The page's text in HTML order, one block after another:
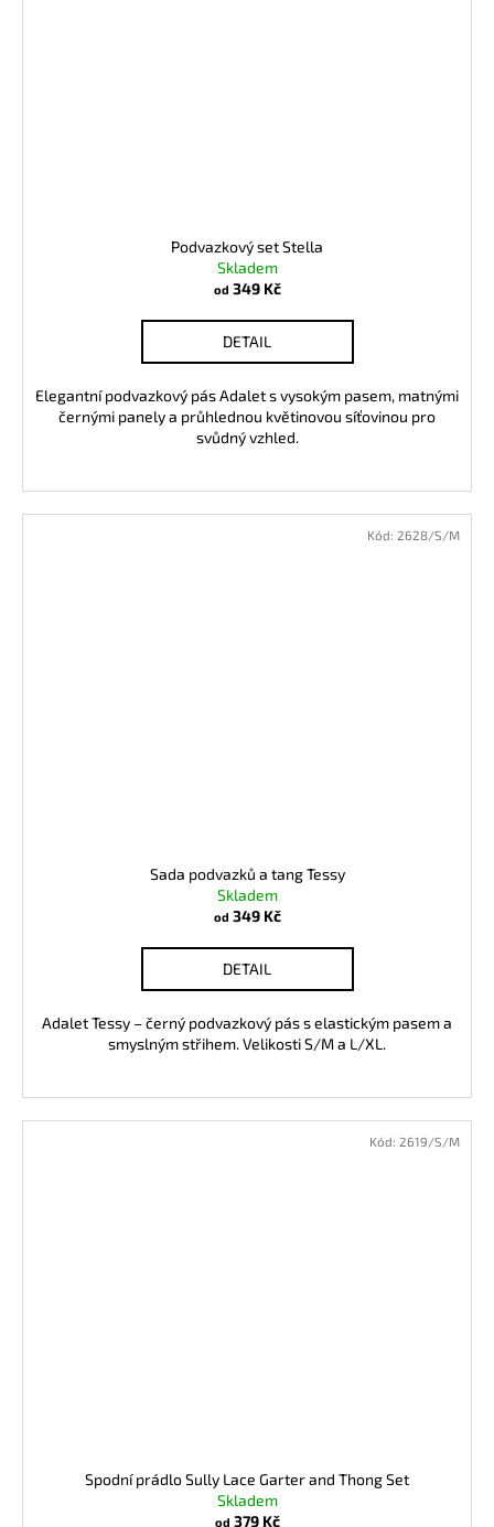
Podvazkový set Stella
Skladem
od 349 Kč
DETAIL
Elegantní podvazkový pás Adalet s vysokým pasem, matnými
černými panely a průhlednou květinovou síťovinou pro
svůdný vzhled.
Sada podvazků a tang Tessy
Skladem
od 349 Kč
DETAIL
Adalet Tessy – černý podvazkový pás s elastickým pasem a
smyslným střihem. Velikosti S/M a L/XL.
Kód: 2628/S/M
Spodní prádlo Sully Lace Garter and Thong Set
Skladem
od 379 Kč
Kód: 2619/S/M